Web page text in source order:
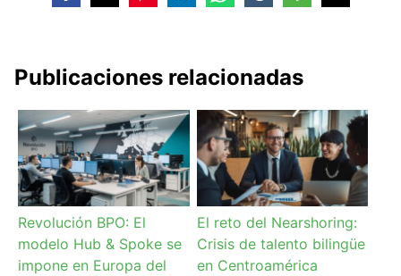
Publicaciones relacionadas
Revolución BPO: El
modelo Hub & Spoke se
impone en Europa del
El reto del Nearshoring:
Crisis de talento bilingüe
en Centroamérica